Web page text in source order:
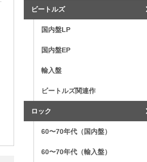
ビートルズ
国内盤LP
国内盤EP
輸入盤
ビートルズ関連作
ロック
60〜70年代（国内盤）
60〜70年代（輸入盤）